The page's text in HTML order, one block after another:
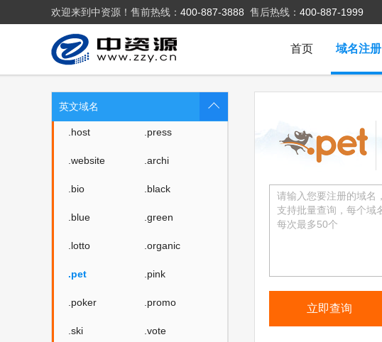
欢迎来到中资源！售前热线： 400-887-3888 售后热线： 400-887-1999
域名注册
首页
英文域名
.love .beer
.co .cloud
.fit .yoga
.fashion
.host .press
.website .archi
.bio .black
.blue .green
.lotto .organic
.pet .pink
.poker .promo
.ski .vote